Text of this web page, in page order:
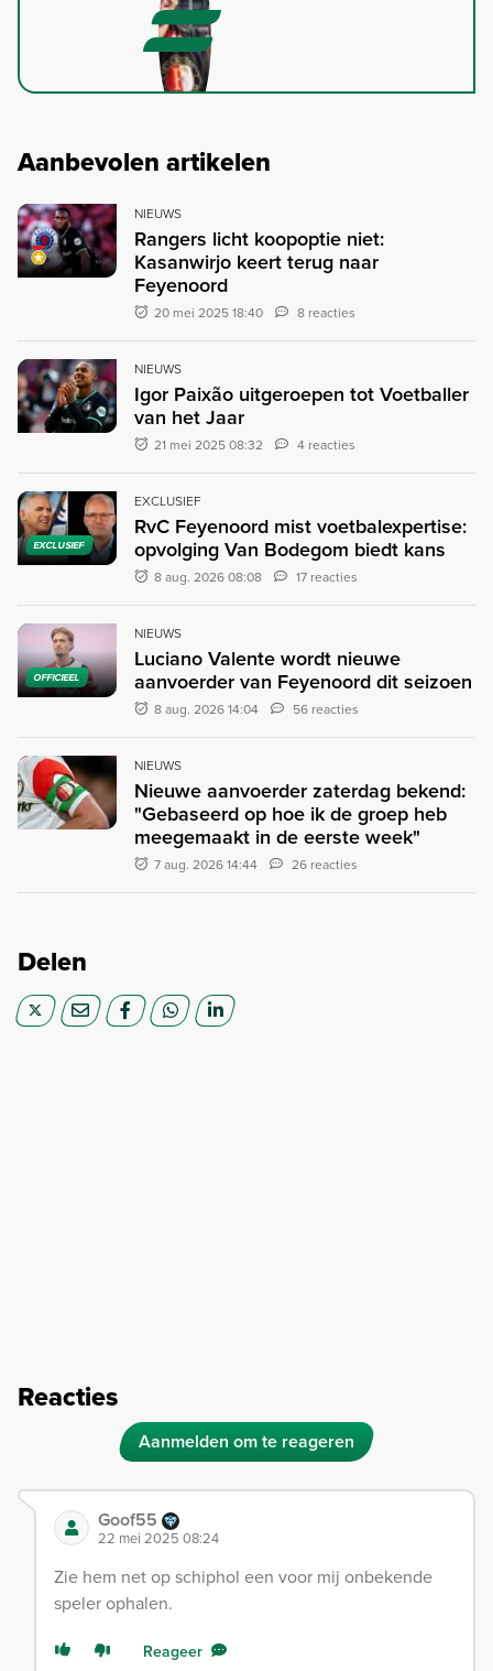
Aanbevolen artikelen
NIEUWS
Rangers licht koopoptie niet:
Kasanwirjo keert terug naar
Feyenoord
20 mei 2025 18:40 8 reacties
NIEUWS
Igor Paixão uitgeroepen tot Voetballer
van het Jaar
21 mei 2025 08:32 4 reacties
EXCLUSIEF
EXCLUSIEF
RvC Feyenoord mist voetbalexpertise:
opvolging Van Bodegom biedt kans
8 aug. 2026 08:08 17 reacties
OFFICIEEL
NIEUWS
Luciano Valente wordt nieuwe
aanvoerder van Feyenoord dit seizoen
8 aug. 2026 14:04 56 reacties
NIEUWS
Nieuwe aanvoerder zaterdag bekend:
"Gebaseerd op hoe ik de groep heb
meegemaakt in de eerste week"
7 aug. 2026 14:44 26 reacties
Delen
Reacties
Aanmelden om te reageren
Goof55
22 mei 2025 08:24
Zie hem net op schiphol een voor mij onbekende
speler ophalen.
Reageer